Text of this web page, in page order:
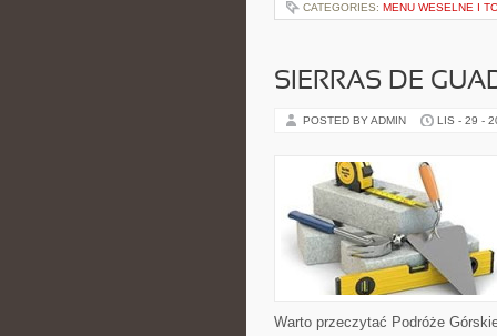
CATEGORIES: MENU WESELNE I
SIERRAS DE
POSTED BY ADMIN LIS - 29 -
Warto przeczytać Podróże